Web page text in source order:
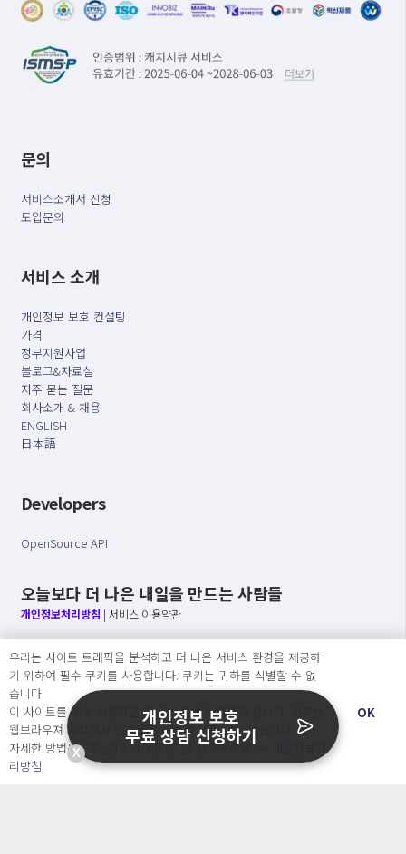
문의
서비스소개서 신청
도입문의
서비스 소개
개인정보 보호 컨설팅
가격
정부지원사업
블로그&자료실
자주 묻는 질문
회사소개 & 채용
ENGLISH
日本語
Developers
OpenSource API
오늘보다 더 나은 내일을 만드는 사람들
개인정보처리방침 | 서비스 이용약관
○ 개인정보보호 컴플라이언스를 선도하겠습니다.
○ 정보주체의 권리를 보장하겠습니다.
○ 기업의 개인정보보호를 위한 효율적 관리를 보장하겠습니다.
Copyright Ⓒ
2026 O.NE PEOPLE Co., Ltd. All rights reserved.
우리는 사이트 트래픽을 분석하고 더 나은 서비스 환경을 제공하
기 위하여 필수 쿠키를 사용합니다. 쿠키는 귀하를 식별할 수 없
습니다.
이 사이트를 계속 사용하면 쿠키 사용에 동의하게 됩니다. 귀하는
웹브라우져 설정에서 언제든지 쿠키를 삭제 할 수있습니다.
자세한 방법은 “개인정보처리방침” 을 참고하세요. →
리방침
OK
X
개인정보 보호
무료 상담 신청하기